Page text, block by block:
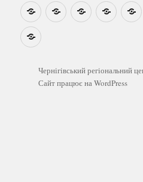
НовиниНавчально-
методичні
Ми
на
Звіти
Які
безоплатні
можна
пройти
у
Чернігівський регіональний
Сайт працює на WordPress